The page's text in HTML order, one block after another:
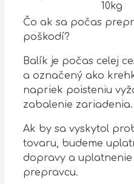
10kg
Čo ak sa počas
poškodí?
Balík je počas celej
a označený ako
napriek poisteniu
zabalenie zariadenia.
Ak by sa vyskytol
tovaru, budeme
dopravy a
prepravcu.